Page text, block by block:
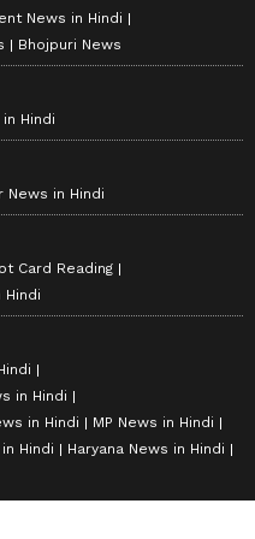
News in Hindi
Bhojpuri News
Hindi
News in Hindi
Card Reading
Hindi
in Hindi
in Hindi
MP News in Hindi
Hindi
Haryana News in Hindi